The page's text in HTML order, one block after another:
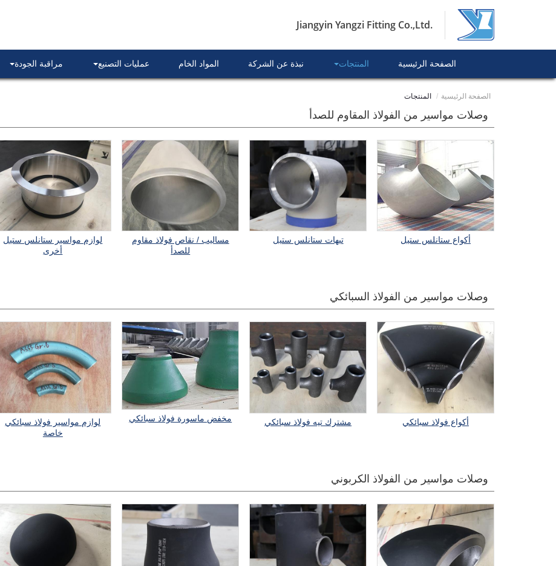
Jiangyin Yangzi Fitting Co.,Ltd.
الصفحة الرئيسية المنتجات نبذة عن الشركة المواد الخام عمليات التصنيع مراقبة الجودة
الصفحة الرئيسية المنتجات
وصلات مواسير من الفولاذ المقاوم للصدأ
أكواع ستانلس ستيل تيهات ستانلس ستيل
مساليب / نقاص فولاذ مقاوم
للصدأ
لوازم مواسير ستانلس ستيل
أخرى
وصلات مواسير من الفولاذ السبائكي
أكواع فولاذ سبائكي مشترك تيه فولاذ سبائكي مخفض ماسورة فولاذ سبائكي
لوازم مواسير فولاذ سبائكي
خاصة
وصلات مواسير من الفولاذ الكربوني